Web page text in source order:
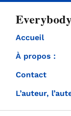
Accueil
À propos :
Contact
L’auteur,